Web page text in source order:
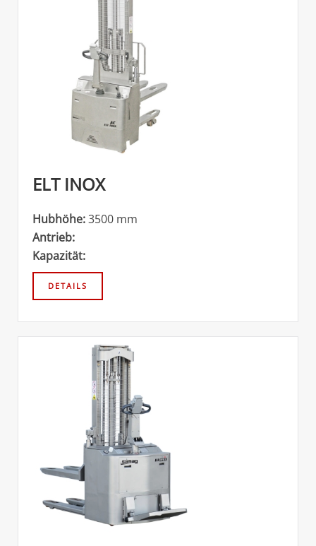
ELT INOX
Hubhöhe:3500 mm
Antrieb:
Kapazität: